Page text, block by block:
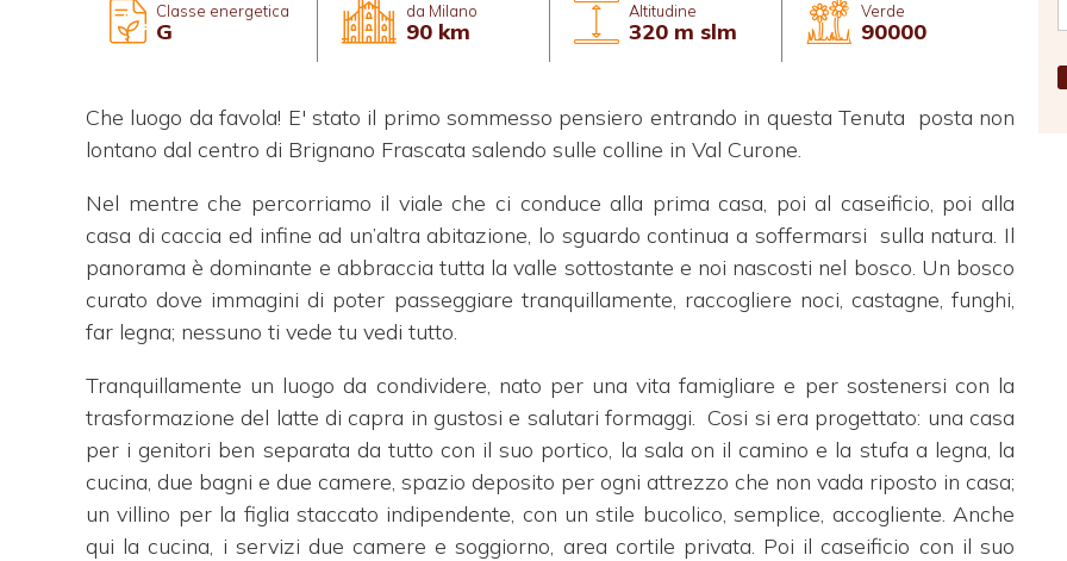
Classe energetica
G
da Milano
90 km
Altitudine
320 m slm
Verde
90000
Che luogo da favola! E' stato il primo sommesso pensiero entrando in questa Tenuta posta non
lontano dal centro di Brignano Frascata salendo sulle colline in Val Curone.
Nel mentre che percorriamo il viale che ci conduce alla prima casa, poi al caseificio, poi alla
casa di caccia ed infine ad un’altra abitazione, lo sguardo continua a soffermarsi sulla natura. Il
panorama è dominante e abbraccia tutta la valle sottostante e noi nascosti nel bosco. Un bosco
curato dove immagini di poter passeggiare tranquillamente, raccogliere noci, castagne, funghi,
far legna; nessuno ti vede tu vedi tutto.
Tranquillamente un luogo da condividere, nato per una vita famigliare e per sostenersi con la
trasformazione del latte di capra in gustosi e salutari formaggi. Cosi si era progettato: una casa
per i genitori ben separata da tutto con il suo portico, la sala on il camino e la stufa a legna, la
cucina, due bagni e due camere, spazio deposito per ogni attrezzo che non vada riposto in casa;
un villino per la figlia staccato indipendente, con un stile bucolico, semplice, accogliente. Anche
qui la cucina, i servizi due camere e soggiorno, area cortile privata. Poi il caseificio con il suo